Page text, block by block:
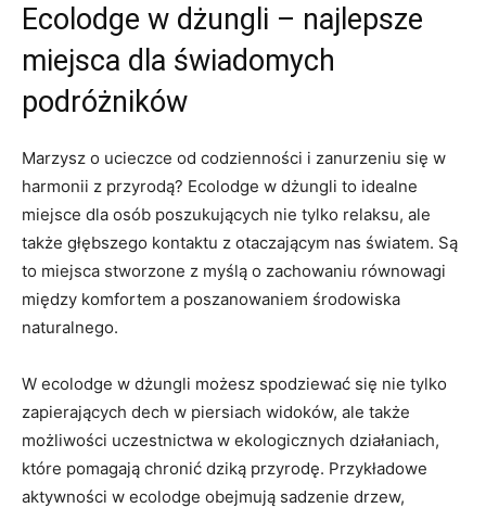
Ecolodge w‌ dżungli ‌– najlepsze
miejsca dla ⁣świadomych
podróżników
Marzysz o ucieczce od codzienności i zanurzeniu się w
‌harmonii z przyrodą?⁣ Ecolodge w dżungli to idealne
miejsce ‍dla osób​ poszukujących‍ nie ‍tylko relaksu, ale
także głębszego kontaktu⁤ z otaczającym nas światem. ​Są
to‌ miejsca stworzone z myślą ​o zachowaniu równowagi
między komfortem ​a poszanowaniem ⁢środowiska
naturalnego.
W ecolodge w dżungli możesz spodziewać⁣ się nie tylko
zapierających ⁢dech w ⁢piersiach widoków,​ ale ⁢także
możliwości uczestnictwa w ekologicznych⁣ działaniach,
które pomagają chronić⁣ dziką przyrodę. Przykładowe
aktywności w ecolodge obejmują ⁣sadzenie drzew,​